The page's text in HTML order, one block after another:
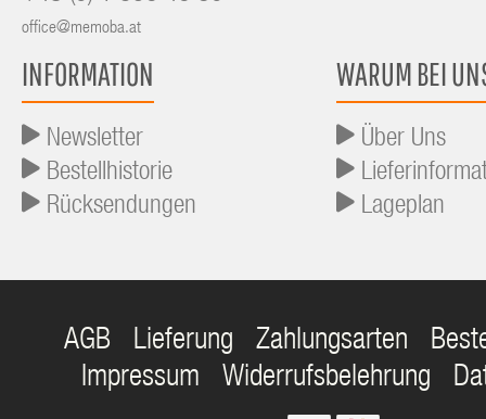
office@memoba.at
INFORMATION
Newsletter
Bestellhistorie
Rücksendungen
WARUM BEI
Über Uns
Lageplan
AGB Lieferung Zahlungsarten
Impressum
Widerrufsbelehrung